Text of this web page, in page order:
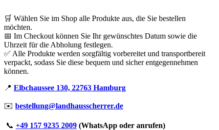
🛒 Wählen Sie im Shop alle Produkte aus, die Sie bestellen
möchten.
📅 Im Checkout können Sie Ihr gewünschtes Datum sowie die
Uhrzeit für die Abholung festlegen.
✅ Alle Produkte werden sorgfältig vorbereitet und transportbereit
verpackt, sodass Sie diese bequem und sicher entgegennehmen
können.
📍 Elbchaussee 130, 22763 Hamburg
✉️ bestellung@landhausscherrer.de
📞 +49 157 9235 2009 (WhatsApp oder anrufen)